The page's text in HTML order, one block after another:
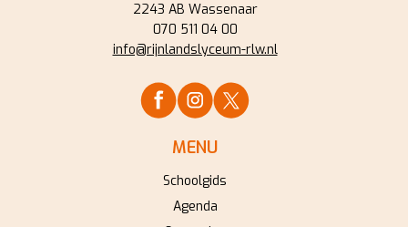
2243 AB Wassenaar
070 511 04 00
info@rijnlandslyceum-rlw.nl
MENU
Schoolgids
Agenda